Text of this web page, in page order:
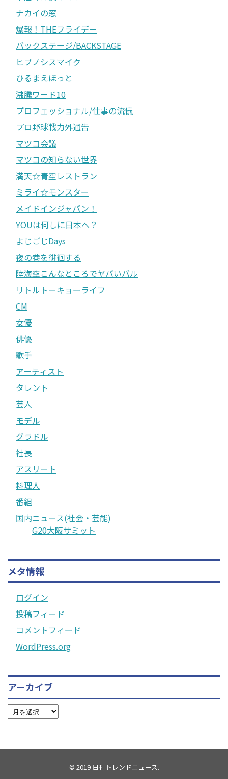
ナカイの窓
爆報！THEフライデー
バックステージ/BACKSTAGE
ヒプノシスマイク
ひるまえほっと
沸騰ワード10
プロフェッショナル/仕事の流儀
プロ野球戦力外通告
マツコ会議
マツコの知らない世界
満天☆青空レストラン
ミライ☆モンスター
メイドインジャパン！
YOUは何しに日本へ？
よじごじDays
夜の巷を徘徊する
陸海空こんなところでヤバいバル
リトルトーキョーライフ
CM
女優
俳優
歌手
アーティスト
タレント
芸人
モデル
グラドル
社長
アスリート
料理人
番組
国内ニュース(社会・芸能)
G20大阪サミット
メタ情報
ログイン
投稿フィード
コメントフィード
WordPress.org
アーカイブ
© 2019 日刊トレンドニュース.